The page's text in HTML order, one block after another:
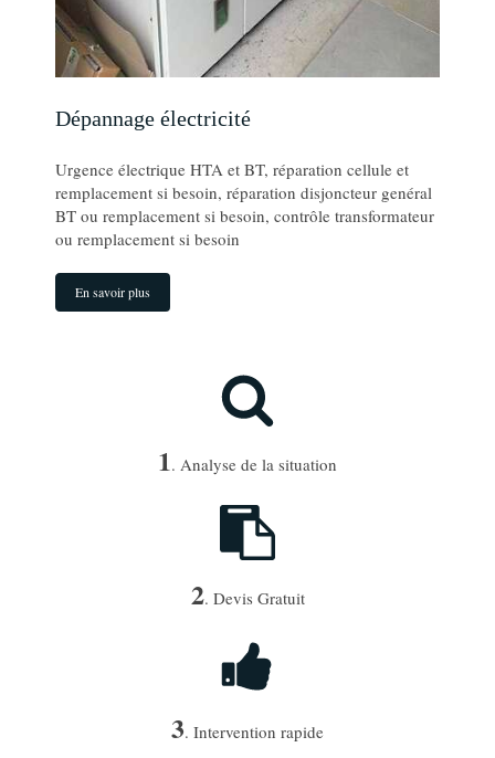
Dépannage électricité
Urgence électrique HTA et BT, réparation cellule et
remplacement si besoin, réparation disjoncteur genéral
BT ou remplacement si besoin, contrôle transformateur
ou remplacement si besoin
En savoir plus
1. Analyse de la situation
2. Devis Gratuit
3. Intervention rapide